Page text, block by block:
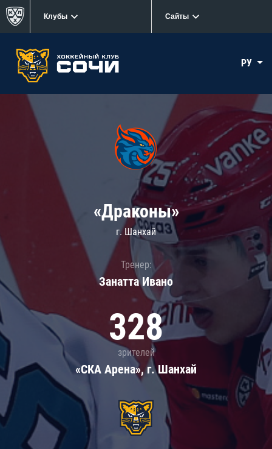
Клубы Сайты
РУ
«Драконы»
г. Шанхай
Тренер:
Занатта Иванo
328
зрителей
«СКА Арена», г. Шанхай